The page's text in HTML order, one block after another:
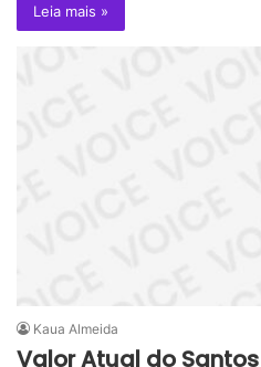
Leia mais »
Kaua Almeida
Valor Atual do